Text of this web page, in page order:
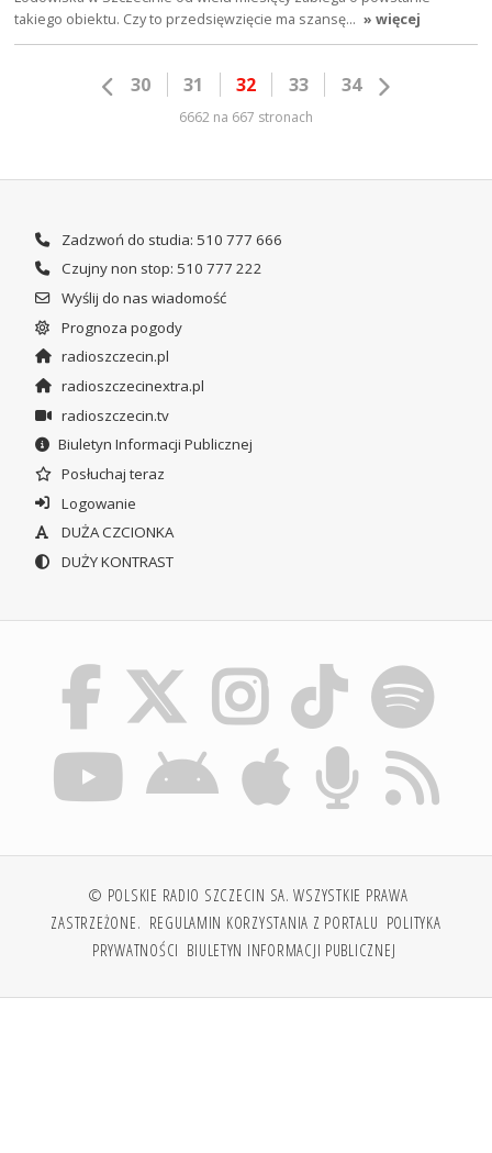
takiego obiektu. Czy to przedsięwzięcie ma szansę… » więcej
30 31 32 33 34
6662 na 667 stronach
Zadzwoń do studia: 510 777 666
Czujny non stop: 510 777 222
Wyślij do nas wiadomość
Prognoza pogody
radioszczecin.pl
radioszczecinextra.pl
radioszczecin.tv
Biuletyn Informacji Publicznej
Posłuchaj teraz
Logowanie
DUŻA CZCIONKA
DUŻY KONTRAST
© POLSKIE RADIO SZCZECIN SA. WSZYSTKIE PRAWA
ZASTRZEŻONE. REGULAMIN KORZYSTANIA Z PORTALU POLITYKA
PRYWATNOŚCI BIULETYN INFORMACJI PUBLICZNEJ